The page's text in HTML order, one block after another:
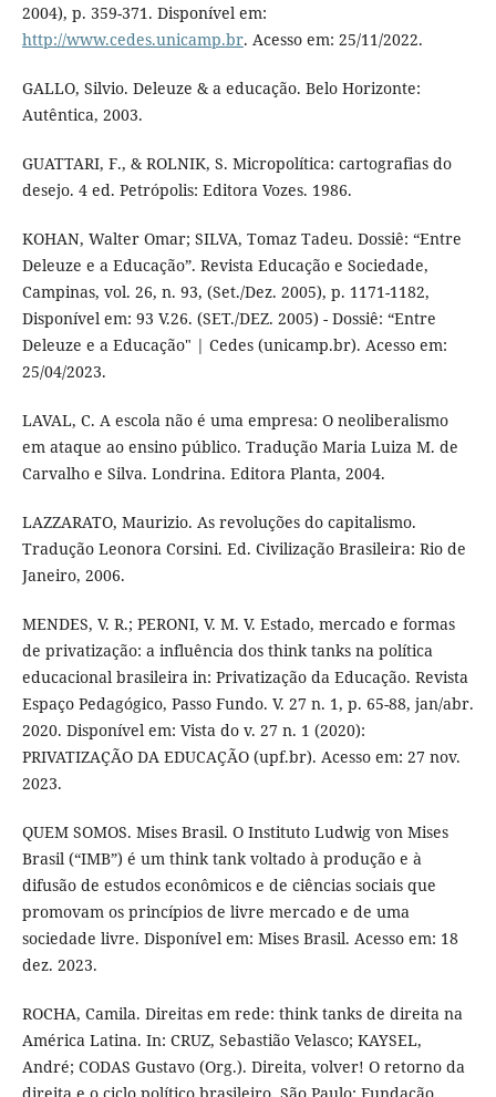
2004), p. 359-371. Disponível em:
http://www.cedes.unicamp.br. Acesso em: 25/11/2022.
GALLO, Silvio. Deleuze & a educação. Belo Horizonte:
Autêntica, 2003.
GUATTARI, F., & ROLNIK, S. Micropolítica: cartografias do
desejo. 4 ed. Petrópolis: Editora Vozes. 1986.
KOHAN, Walter Omar; SILVA, Tomaz Tadeu. Dossiê: “Entre
Deleuze e a Educação”. Revista Educação e Sociedade,
Campinas, vol. 26, n. 93, (Set./Dez. 2005), p. 1171-1182,
Disponível em: 93 V.26. (SET./DEZ. 2005) - Dossiê: “Entre
Deleuze e a Educação" | Cedes (unicamp.br). Acesso em:
25/04/2023.
LAVAL, C. A escola não é uma empresa: O neoliberalismo
em ataque ao ensino público. Tradução Maria Luiza M. de
Carvalho e Silva. Londrina. Editora Planta, 2004.
LAZZARATO, Maurizio. As revoluções do capitalismo.
Tradução Leonora Corsini. Ed. Civilização Brasileira: Rio de
Janeiro, 2006.
MENDES, V. R.; PERONI, V. M. V. Estado, mercado e formas
de privatização: a influência dos think tanks na política
educacional brasileira in: Privatização da Educação. Revista
Espaço Pedagógico, Passo Fundo. V. 27 n. 1, p. 65-88, jan/abr.
2020. Disponível em: Vista do v. 27 n. 1 (2020):
PRIVATIZAÇÃO DA EDUCAÇÃO (upf.br). Acesso em: 27 nov.
2023.
QUEM SOMOS. Mises Brasil. O Instituto Ludwig von Mises
Brasil (“IMB”) é um think tank voltado à produção e à
difusão de estudos econômicos e de ciências sociais que
promovam os princípios de livre mercado e de uma
sociedade livre. Disponível em: Mises Brasil. Acesso em: 18
dez. 2023.
ROCHA, Camila. Direitas em rede: think tanks de direita na
América Latina. In: CRUZ, Sebastião Velasco; KAYSEL,
André; CODAS Gustavo (Org.). Direita, volver! O retorno da